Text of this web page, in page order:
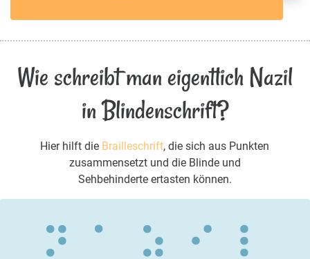
Wie schreibt man eigentlich Nazil
in Blindenschrift?
Hier hilft die Brailleschrift, die sich aus Punkten
zusammensetzt und die Blinde und
Sehbehinderte ertasten können.